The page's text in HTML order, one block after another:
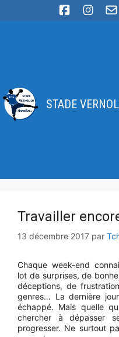
STADE
Travailler
13 décembre 2017 par
Chaque week-end
lot de surprises, de
déceptions, de
genres… La dernière
échappé. Mais quelle
chercher à dépasser
progresser. Ne surtout